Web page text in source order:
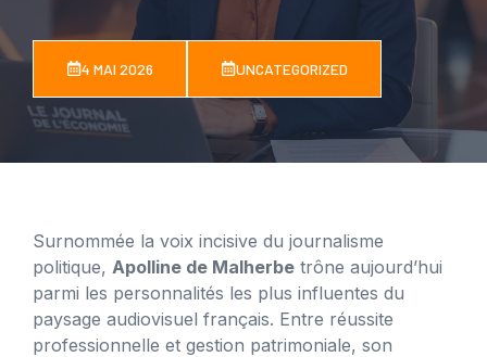
4 MAI 2026 UNCATEGORIZED
Surnommée la voix incisive du journalisme
politique, Apolline de Malherbe trône aujourd’hui
parmi les personnalités les plus influentes du
paysage audiovisuel français. Entre réussite
professionnelle et gestion patrimoniale, son